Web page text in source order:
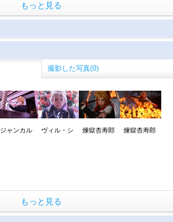
もっと見る
撮影した写真(0)
ジャンカル ヴィル・シ 煉獄杏寿郎 煉獄杏寿郎
もっと見る